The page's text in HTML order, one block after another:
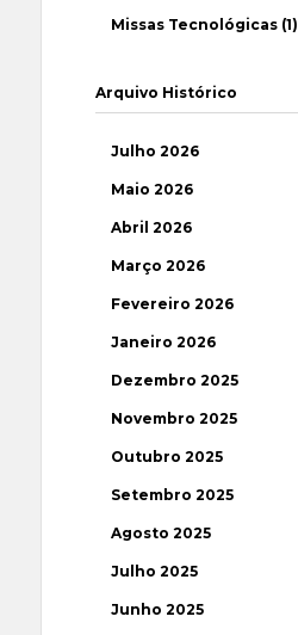
Missas Tecnológicas (1)
Arquivo Histórico
Julho 2026
Maio 2026
Abril 2026
Março 2026
Fevereiro 2026
Janeiro 2026
Dezembro 2025
Novembro 2025
Outubro 2025
Setembro 2025
Agosto 2025
Julho 2025
Junho 2025